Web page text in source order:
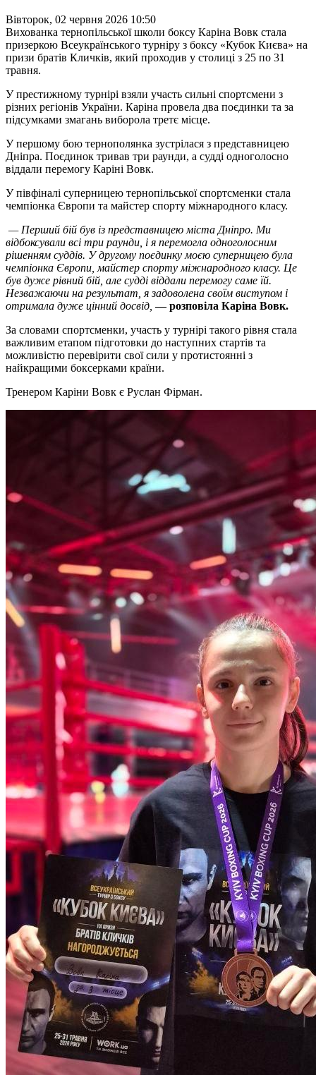
Вівторок, 02 червня 2026 10:50
Вихованка тернопільської школи боксу Каріна Вовк стала
призеркою Всеукраїнського турніру з боксу «Кубок Києва» на
призи братів Кличків, який проходив у столиці з 25 по 31
травня.
У престижному турнірі взяли участь сильні спортсмени з
різних регіонів України. Каріна провела два поєдинки та за
підсумками змагань виборола третє місце.
У першому бою тернополянка зустрілася з представницею
Дніпра. Поєдинок тривав три раунди, а судді одноголосно
віддали перемогу Каріні Вовк.
У півфіналі суперницею тернопільської спортсменки стала
чемпіонка Європи та майстер спорту міжнародного класу.
— Перший бій був із представницею міста Дніпро. Ми
відбоксували всі три раунди, і я перемогла одноголосним
рішенням суддів. У другому поєдинку моєю суперницею була
чемпіонка Європи, майстер спорту міжнародного класу. Це
був дуже рівний бій, але судді віддали перемогу саме їй.
Незважаючи на результат, я задоволена своїм виступом і
отримала дуже цінний досвід,— розповіла Каріна Вовк.
За словами спортсменки, участь у турнірі такого рівня стала
важливим етапом підготовки до наступних стартів та
можливістю перевірити свої сили у протистоянні з
найкращими боксерками країни.
Тренером Каріни Вовк є Руслан Фірман.